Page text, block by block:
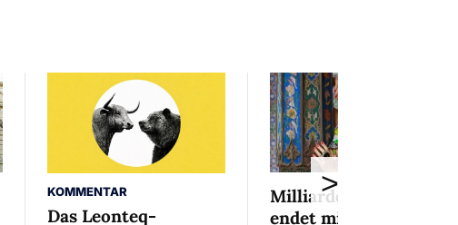
KOMMENTAR
Das Leonteq-
Milliardenaffäre
endet mit Mini-Busse
>